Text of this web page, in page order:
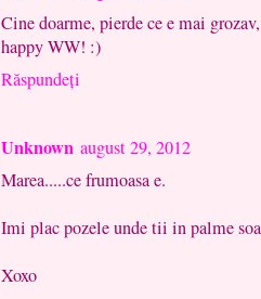
Cine doarme, pierde ce e mai
happy WW! :)
Răspundeți
Unknown august 29, 2012
Marea.....ce frumoasa e.
Imi plac pozele unde tii in palme
Xoxo